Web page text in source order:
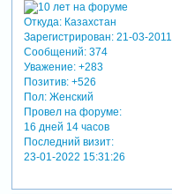
Откуда:Казахстан
Зарегистрирован: 21-03-2011
Сообщений:374
Уважение: +283
Позитив: +526
Пол:Женский
Провел на форуме:
16 дней 14 часов
Последний визит:
23-01-2022 15:31:26